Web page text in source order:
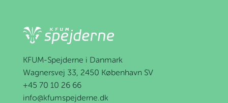
KFUM-Spejderne i Danmark
Wagnersvej 33, 2450 København SV
+45 70 10 26 66
info@kfumspejderne.dk